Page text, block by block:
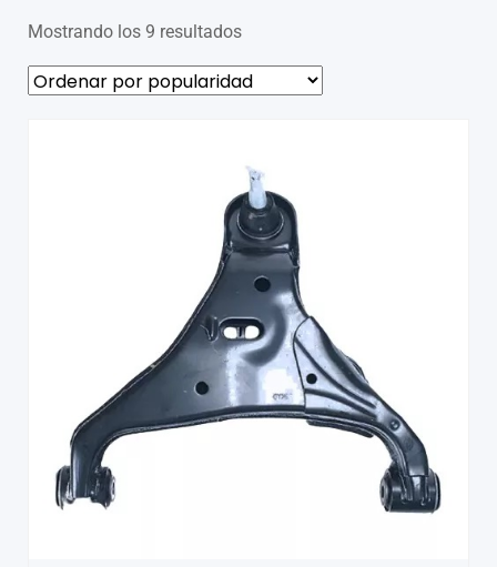
Mostrando los 9 resultados